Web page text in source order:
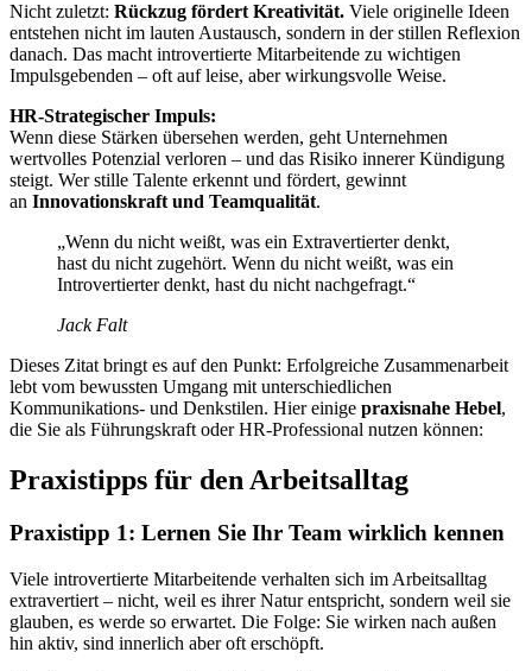
Nicht zuletzt: Rückzug fördert Kreativität. Viele originelle Ideen
entstehen nicht im lauten Austausch, sondern in der stillen Reflexion
danach. Das macht introvertierte Mitarbeitende zu wichtigen
Impulsgebenden – oft auf leise, aber wirkungsvolle Weise.
HR-Strategischer Impuls:
Wenn diese Stärken übersehen werden, geht Unternehmen
wertvolles Potenzial verloren – und das Risiko innerer Kündigung
steigt. Wer stille Talente erkennt und fördert, gewinnt
an Innovationskraft und Teamqualität.
„Wenn du nicht weißt, was ein Extravertierter denkt,
hast du nicht zugehört. Wenn du nicht weißt, was ein
Introvertierter denkt, hast du nicht nachgefragt.“
Jack Falt
Dieses Zitat bringt es auf den Punkt: Erfolgreiche Zusammenarbeit
lebt vom bewussten Umgang mit unterschiedlichen
Kommunikations- und Denkstilen. Hier einige praxisnahe Hebel,
die Sie als Führungskraft oder HR-Professional nutzen können:
Praxistipps für den Arbeitsalltag
Praxistipp 1: Lernen Sie Ihr Team wirklich kennen
Viele introvertierte Mitarbeitende verhalten sich im Arbeitsalltag
extravertiert – nicht, weil es ihrer Natur entspricht, sondern weil sie
glauben, es werde so erwartet. Die Folge: Sie wirken nach außen
hin aktiv, sind innerlich aber oft erschöpft.